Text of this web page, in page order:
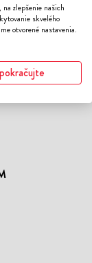
PREDAJŇA
zlepšenie našich
skvelého
otvorené nastavenia.